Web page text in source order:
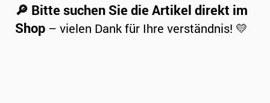
🔎 Bitte suchen Sie die Artikel direkt im
Shop – vielen Dank für Ihre verständnis! 💛